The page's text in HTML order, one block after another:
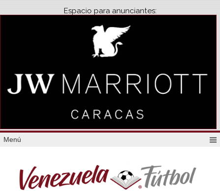
Espacio para anunciantes:
Menú